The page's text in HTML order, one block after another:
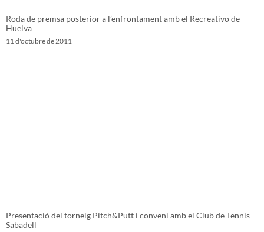
Roda de premsa posterior a l’enfrontament amb el Recreativo de
Huelva
11 d'octubre de 2011
Presentació del torneig Pitch&Putt i conveni amb el Club de Tennis
Sabadell